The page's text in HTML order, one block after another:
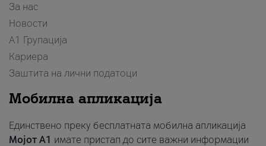
За нас
Новости
А1 Групација
Кариера
Заштита на лични податоци
Мобилна апликација
Единствено преку бесплатната мобилна апликација
Мојот A1 имате пристап до сите важни информации